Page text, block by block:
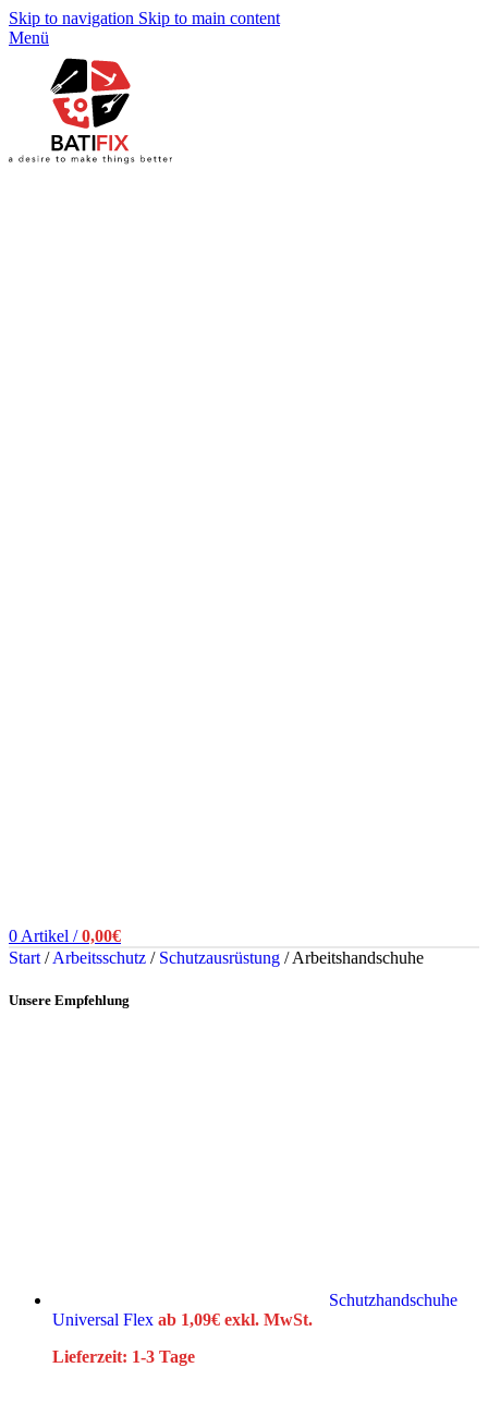
Skip to navigation Skip to main content
Menü
0 Artikel / 0,00€
Start / Arbeitsschutz / Schutzausrüstung / Arbeitshandschuhe
Unsere Empfehlung
Schutzhandschuhe
Universal Flex ab 1,09€ exkl. MwSt.
Lieferzeit: 1-3 Tage